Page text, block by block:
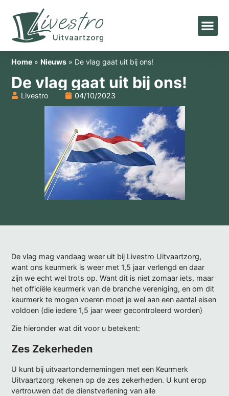
Home » Nieuws » De vlag gaat uit bij ons!
De vlag gaat uit bij ons!
Livestro 04/10/2023
De vlag mag vandaag weer uit bij Livestro Uitvaartzorg,
want ons keurmerk is weer met 1,5 jaar verlengd en daar
zijn we echt wel trots op. Want dit is niet zomaar iets, maar
het officiële keurmerk van de branche vereniging, en om dit
keurmerk te mogen voeren moet je wel aan een aantal eisen
voldoen (die iedere 1,5 jaar weer gecontroleerd worden)
Zie hieronder wat dit voor u betekent:
Zes Zekerheden
U kunt bij uitvaartondernemingen met een Keurmerk
Uitvaartzorg rekenen op de zes zekerheden. U kunt erop
vertrouwen dat de dienstverlening van alle